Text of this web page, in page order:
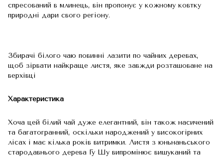
спресований в млинець, він пропонує у кожному ковтку
природні дари свого регіону.
Збирачі білого чаю повинні лазити по чайних деревах,
щоб зірвати найкраще листя, яке завжди розташоване на
верхівці
Характеристика
Хоча цей білий чай дуже елегантний, він також насичений
та багатогранний, оскільки народжений у високогірних
лісах і має кілька років витримки. Листя з юньнаньського
стародавнього дерева Гу Шу випромінює вишуканий та